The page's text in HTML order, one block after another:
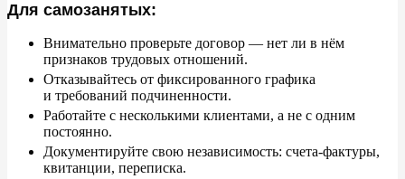
Для самозанятых:
Внимательно проверьте договор — нет ли в нём
признаков трудовых отношений.
Отказывайтесь от фиксированного графика
и требований подчиненности.
Работайте с несколькими клиентами, а не с одним
постоянно.
Документируйте свою независимость: счета-фактуры,
квитанции, переписка.